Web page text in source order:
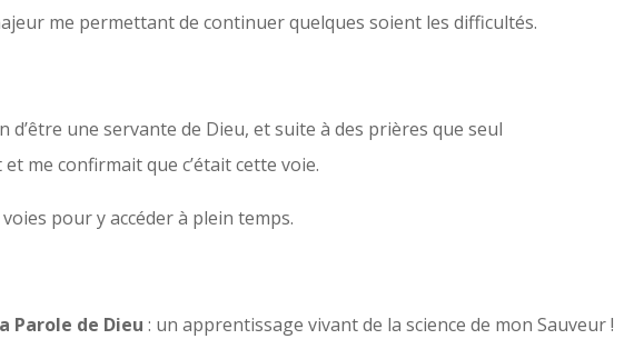
me permettant de continuer quelques soient les difficultés.
d’être une servante de Dieu, et suite à des prières que seul
me confirmait que c’était cette voie.
pour y accéder à plein temps.
Parole de Dieu : un apprentissage vivant de la science de mon Sauveur !